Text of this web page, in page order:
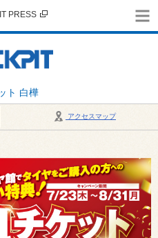
ト 白樺
PRESS
アクセスマップ
7月定休日 1日、7日、8日、14日、15日、21